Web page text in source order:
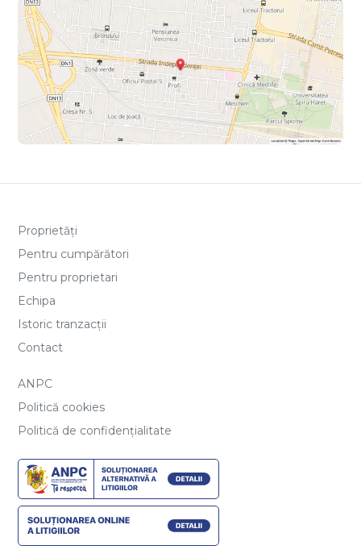
Proprietăți
Pentru cumpărători
Pentru proprietari
Echipa
Istoric tranzacții
Contact
ANPC
Politică cookies
Politică de confidențialitate